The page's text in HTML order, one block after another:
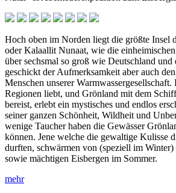
Hoch oben im Norden liegt die größte Insel
oder Kalaallit Nunaat, wie die
über sechsmal so groß wie Deutschland und
geschickt der Aufmerksamkeit aber auch
Menschen unserer
Regionen liebt, und Grönland mit dem
bereist, erlebt ein mystisches und endlos
seiner ganzen Schönheit, Wildheit und
wenige Taucher haben die Gewässer
können. Jene welche die gewaltige Kulisse
durften, schwärmen von (speziell im
sowie mächtigen Eisbergen im Sommer.